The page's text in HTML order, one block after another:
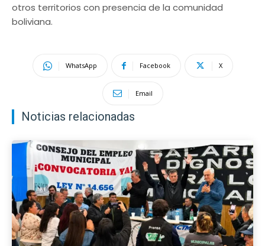
otros territorios con presencia de la comunidad
boliviana.
WhatsApp Facebook X
Email
Noticias relacionadas